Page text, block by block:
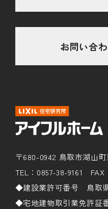
お問い合
〒680-0942 鳥取市湖山
TEL：0857-38-9161 FAX
◆建設業許可番号 鳥取
◆宅地建物取引業免許証